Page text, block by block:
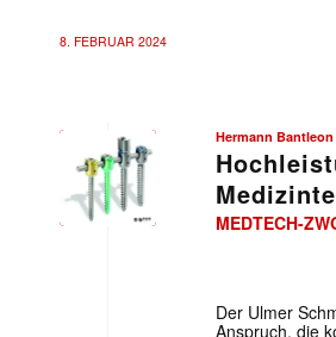
8. FEBRUAR 2024
Hermann
MEDTECH-
Der Ulmer
Anspruch, die